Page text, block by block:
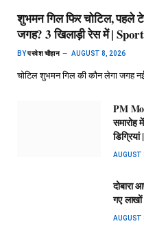
शुभमन गिल फिर चोटिल, पहले
जगह? 3 खिलाड़ी रेस में |
BYपरवेश चौहान AUGUST 8, 2026
चोटिल शुभमन गिल की कौन लेगा जगह
PM
समारोह
AUGUST
गए
AUGUST